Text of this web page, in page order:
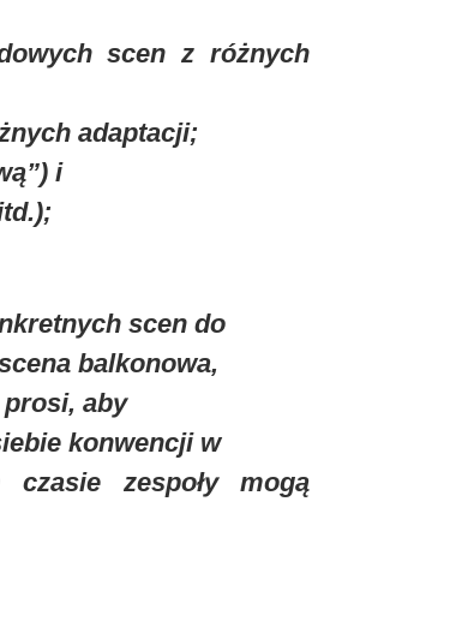
scen z różnych
adaptacji;
i
scen do
balkonowa,
aby
konwencji w
zespoły mogą